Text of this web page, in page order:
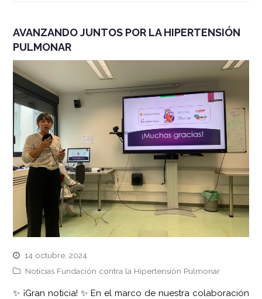
AVANZANDO JUNTOS POR LA HIPERTENSIÓN
PULMONAR
14 octubre, 2024
Noticias Fundación contra la Hipertensión Pulmonar
✨ ¡Gran noticia! ✨ En el marco de nuestra colaboración